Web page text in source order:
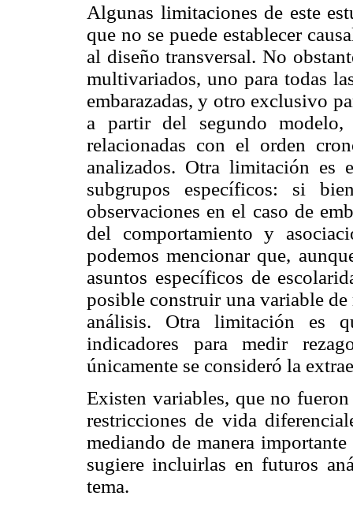
Algunas limitaciones de este
que no se puede establecer
al diseño transversal. No
multivariados, uno para todas
embarazadas, y otro exclusivo
a partir del segundo modelo,
relacionadas con el orden
analizados. Otra limitación es
subgrupos específicos: si
observaciones en el caso de
del comportamiento y
podemos mencionar que,
asuntos específicos de
posible construir una variable de
análisis. Otra limitación es
indicadores para medir
únicamente se consideró la
Existen variables, que no
restricciones de vida
mediando de manera
sugiere incluirlas en futuros
tema.